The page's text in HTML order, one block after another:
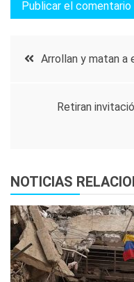
Navegación
Arrollan y matan a
Retiran
NOTICIAS